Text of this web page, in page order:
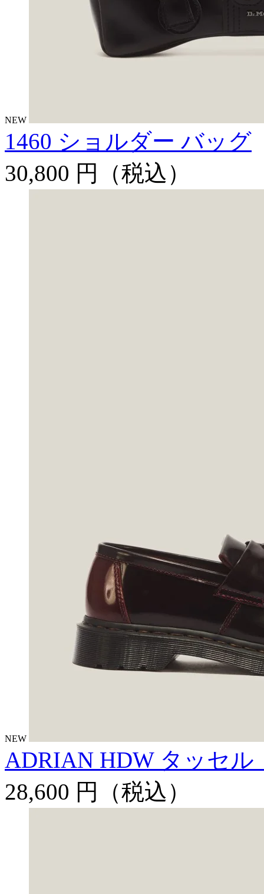
NEW
1460 ショルダー バッグ
30,800 円
（税込）
NEW
ADRIAN HDW タッセル
28,600 円
（税込）